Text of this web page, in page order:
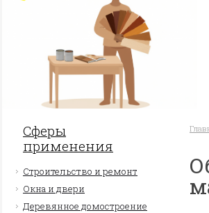
Сферы
применения
Строительство и ремонт
Окна и двери
Деревянное домостроение